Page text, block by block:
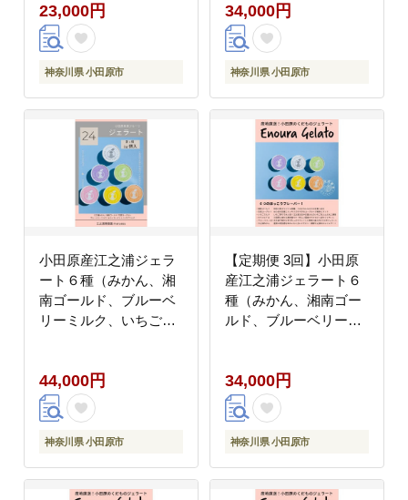
120mlカップ各２個合
計１２個
23,000円
神奈川県 小田原市
120mlカップ各３個合
計１８個
34,000円
神奈川県 小田原市
小田原産江之浦ジェラ
ート６種（みかん、湘
南ゴールド、ブルーベ
リーミルク、いちごミ
120mlカップ各４個合
計２４個
44,000円
神奈川県 小田原市
【定期便 3回】小田原
産江之浦ジェラート６
種（みかん、湘南ゴー
ルド、ブルーベリーミ
夏ヨーグルト）120ml
カップ各１個合計６個
34,000円
神奈川県 小田原市